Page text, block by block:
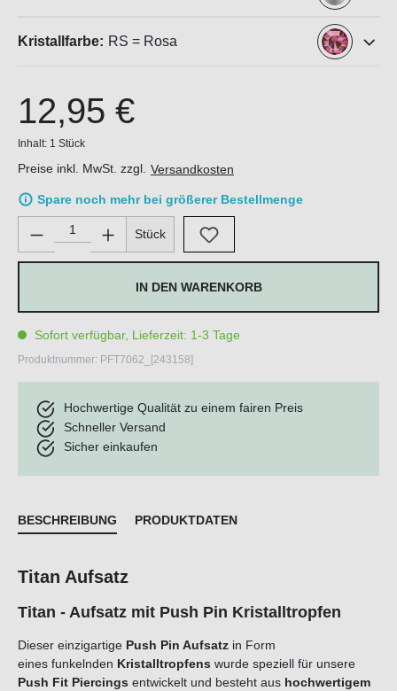
Kristallfarbe: RS = Rosa
12,95 €
Inhalt: 1 Stück
Preise inkl. MwSt. zzgl. Versandkosten
Spare noch mehr bei größerer Bestellmenge
Produkt Anzahl: Gib den gewünschten Wert ein oder
Stück
IN DEN WARENKORB
Sofort verfügbar, Lieferzeit: 1-3 Tage
Produktnummer: PFT7062_[243158]
Hochwertige Qualität zu einem fairen Preis
Schneller Versand
Sicher einkaufen
BESCHREIBUNG PRODUKTDATEN
Titan Aufsatz
Titan - Aufsatz mit Push Pin Kristalltropfen
Dieser einzigartige Push Pin Aufsatz in Form
eines funkelnden Kristalltropfens wurde speziell für unsere
Push Fit Piercings entwickelt und besteht aus hochwertigem